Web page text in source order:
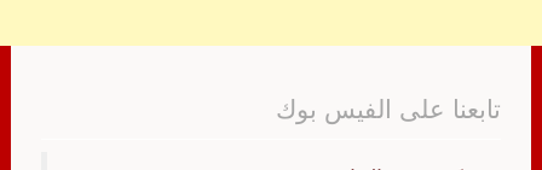
تابعنا على الفيس بوك